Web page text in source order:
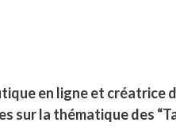
en ligne et créatrice
sur la thématique des